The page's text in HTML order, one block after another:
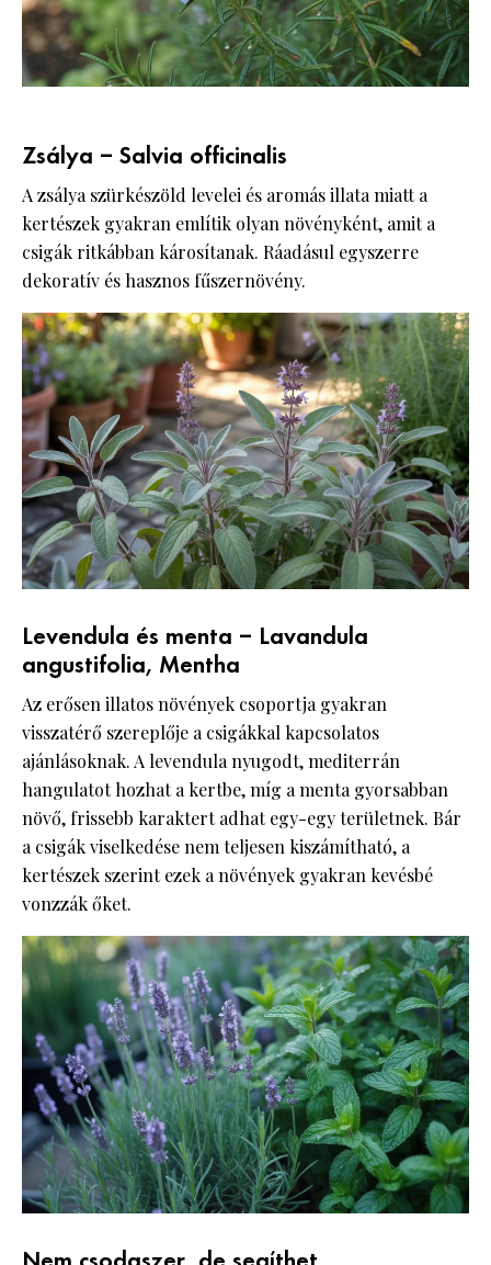
Zsálya – Salvia officinalis
A zsálya szürkészöld levelei és aromás illata miatt a
kertészek gyakran említik olyan növényként, amit a
csigák ritkábban károsítanak. Ráadásul egyszerre
dekoratív és hasznos fűszernövény.
Levendula és menta – Lavandula
angustifolia, Mentha
Az erősen illatos növények csoportja gyakran
visszatérő szereplője a csigákkal kapcsolatos
ajánlásoknak. A levendula nyugodt, mediterrán
hangulatot hozhat a kertbe, míg a menta gyorsabban
növő, frissebb karaktert adhat egy-egy területnek. Bár
a csigák viselkedése nem teljesen kiszámítható, a
kertészek szerint ezek a növények gyakran kevésbé
vonzzák őket.